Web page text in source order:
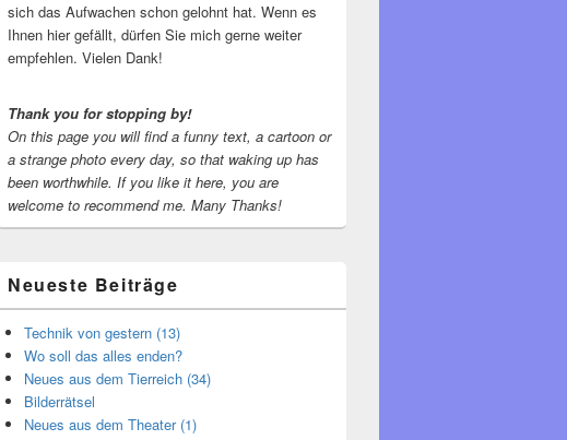
sich das Aufwachen schon gelohnt hat. Wenn es
Ihnen hier gefällt, dürfen Sie mich gerne weiter
empfehlen. Vielen Dank!
Thank you for stopping by!
On this page you will find a funny text, a cartoon or
a strange photo every day, so that waking up has
been worthwhile. If you like it here, you are
welcome to recommend me. Many Thanks!
Neueste Beiträge
Technik von gestern (13)
Wo soll das alles enden?
Neues aus dem Tierreich (34)
Bilderrätsel
Neues aus dem Theater (1)